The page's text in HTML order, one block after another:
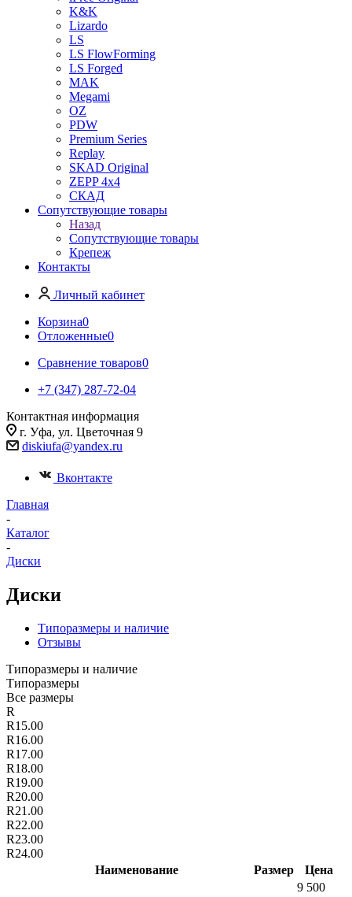
K&K
Lizardo
LS
LS FlowForming
LS Forged
MAK
Megami
OZ
PDW
Premium Series
Replay
SKAD Original
ZEPP 4x4
СКАД
Сопутствующие товары
Назад
Сопутствующие товары
Крепеж
Контакты
Личный кабинет
Корзина0
Отложенные0
Сравнение товаров0
+7 (347) 287-72-04
Контактная информация
г. Уфа, ул. Цветочная 9
diskiufa@yandex.ru
Вконтакте
Главная
-
Каталог
-
Диски
Диски
Типоразмеры и наличие
Отзывы
Типоразмеры и наличие
Типоразмеры
Все размеры
R
R15.00
R16.00
R17.00
R18.00
R19.00
R20.00
R21.00
R22.00
R23.00
R24.00
Наименование
Размер Цена
9 500